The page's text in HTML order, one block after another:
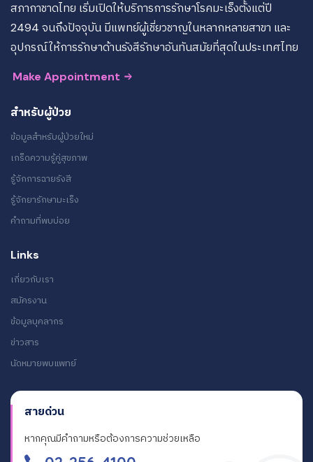
สภากาชาดไทย เริ่มเปิดให้บริการการรักษาโรคมะเร็งตั้งแต่ปี
2494 จนถึงปัจจุบัน มีแพทย์ผู้เชี่ยวชาญในหลากหลายสาขา และ
อุปกรณ์ให้การรักษาด้านรังสีรักษาอันทันสมัยที่สุดในประเทศไทย
Make Appointment
สำหรับผู้ป่วย
ข้อมูลสำหรับผู้ป่วยใหม่
เกร็ดความรู้คู่สุขภาพ
รู้จักการฉายรังสี
รู้จักยารักษามะเร็ง
คำถามที่พบบ่อย
Links
เกี่ยวกับเรา
สมัครงาน
ข้อมูลบุคลากร
ข่าวสาร
นัดหมายพบแพทย์
สายด่วน
หากคุณมีคำถามหรือต้องการความช่วยเหลือ